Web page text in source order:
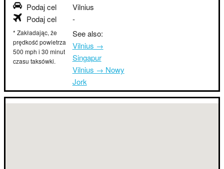
Podaj cel
Podaj cel
* Zakładając, że
prędkość powietrza
500 mph i 30 minut
czasu taksówki.
Vilnius
-
See also:
Vilnius →
Singapur
Vilnius → Nowy
Jork